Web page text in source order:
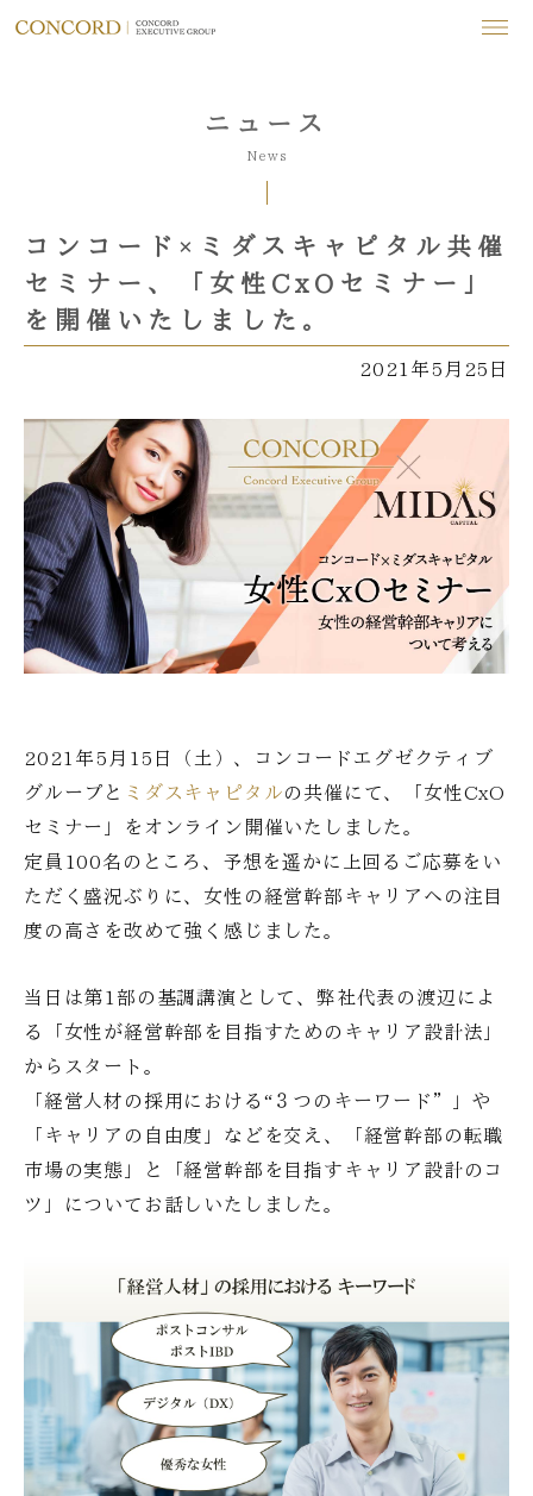
ニュース
News
コンコード×ミダスキャピタル共催
セミナー、「女性CxOセミナー」
を開催いたしました。
2021年5月25日
2021年5月15日（土）、コンコードエグゼクティブ
グループと ミダスキャピタルの共催にて、「女性CxO
セミナー」をオンライン開催いたしました。
定員100名のところ、予想を遥かに上回るご応募をい
ただく盛況ぶりに、女性の経営幹部キャリアへの注目
度の高さを改めて強く感じました。
当日は第1部の基調講演として、弊社代表の渡辺によ
る「女性が経営幹部を目指すためのキャリア設計法」
からスタート。
「経営人材の採用における“３つのキーワード”」や
「キャリアの自由度」などを交え、「経営幹部の転職
市場の実態」と「経営幹部を目指すキャリア設計のコ
ツ」についてお話しいたしました。